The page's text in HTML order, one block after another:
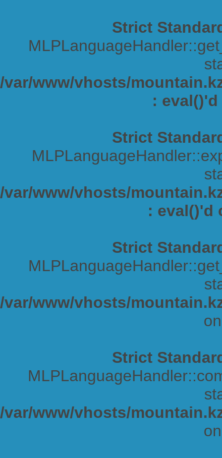
Strict
/var/www/vhosts/
:
Strict
/var/www/vhosts/
: eval()'d
Strict
/var/www/vhosts/
Strict
/var/www/vhosts/